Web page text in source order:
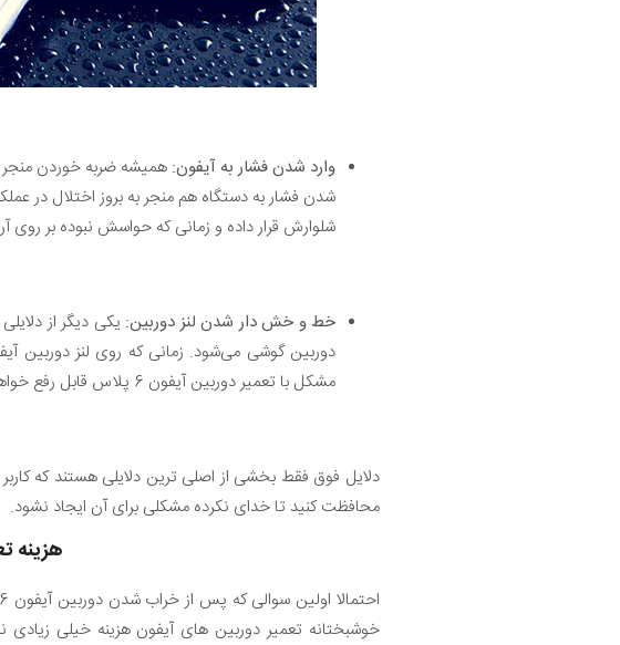
وارد شدن فشار به آیفون: همیشه ضربه خوردن
شلوارش قرار داده و زمانی که حواسش نبوده بر
خط و خش دار شدن لنز دوربین:
دوربین گوشی می‌شود. زمانی که روی لنز دوربین
مشکل با تعمیر دوربین آیفون 6 پلاس قابل رفع خواهد بود.
محافظت کنید تا خدای نکرده مشکلی برای آن ایجاد نشود.
هزینه
خوشبختانه تعمیر دوربین های آیفون هزینه خیلی